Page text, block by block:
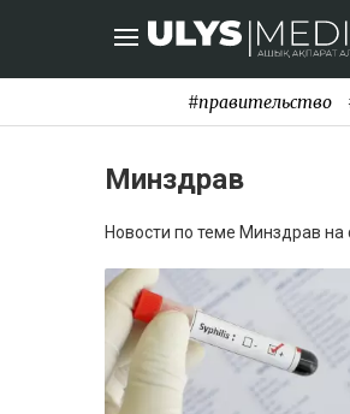
#правительство
Минздрав
Новости по теме Минздрав на